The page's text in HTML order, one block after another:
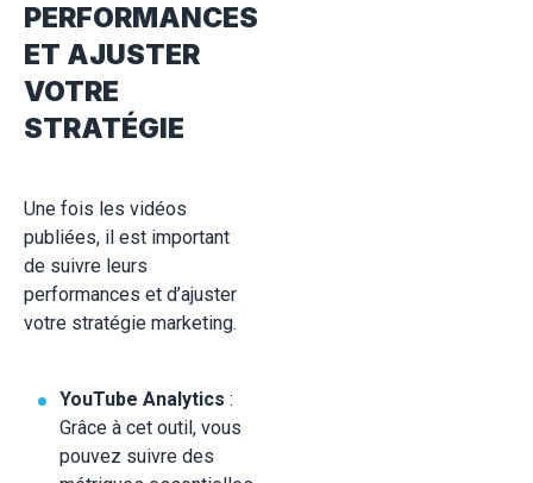
PERFORMANCES
ET AJUSTER
VOTRE
STRATÉGIE
Une fois les vidéos
publiées, il est important
de suivre leurs
performances et d’ajuster
votre stratégie marketing.
YouTube Analytics :
Grâce à cet outil, vous
pouvez suivre des